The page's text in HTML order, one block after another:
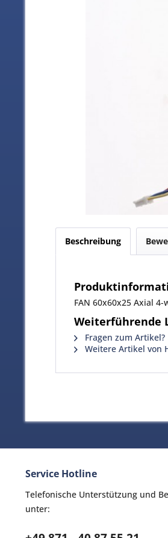
Beschreibung
FAN 60x60x25 Axial 4-
Weiterführende
Fragen zum Artikel?
Weitere Artikel von
Service Hotline
Telefonische Unterstützung und
unter: